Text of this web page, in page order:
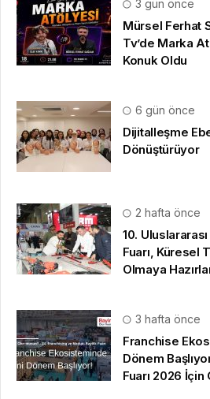
3 gün önce
Mürsel Ferhat
Tv’de Marka
Konuk Oldu
6 gün önce
Dijitalleşme
Dönüştürüyor
2 hafta önce
10.
Fuarı, Küresel
Olmaya
3 hafta önce
Franchise
Dönem
Fuarı 2026 İçin